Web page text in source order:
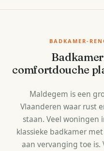
BADKAMER-
comfortdouche
Maldegem is een
Vlaanderen waar rust
staan. Veel woningen
klassieke badkamer
aan vervanging toe is.